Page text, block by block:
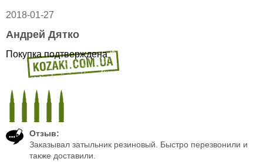
2018-01-27
Андрей Дятко
Покупка подтверждена
Отзыв:
Заказывал затыльник резиновый. Быстро перезвонили и
также доставили.